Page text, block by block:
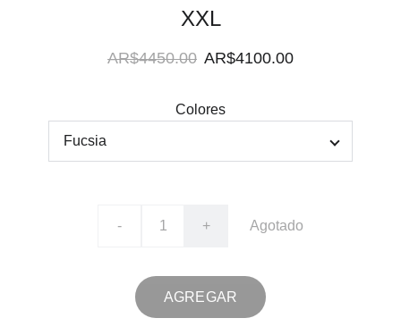
XXL
AR$4450.00 AR$4100.00
Colores
- + Agotado
AGREGAR